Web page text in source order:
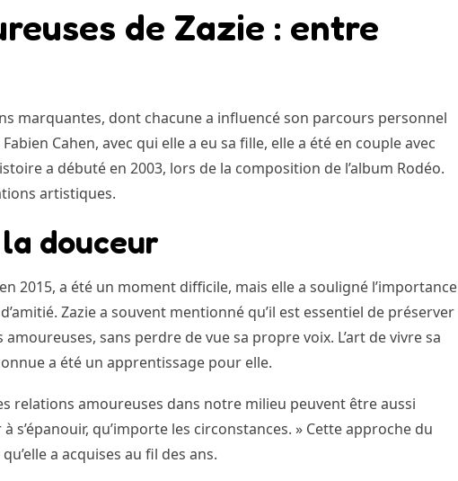
de Zazie : entre
marquantes, dont chacune a influencé son parcours personnel
Cahen, avec qui elle a eu sa fille, elle a été en couple avec
a débuté en 2003, lors de la composition de l’album Rodéo.
artistiques.
douceur
2015, a été un moment difficile, mais elle a souligné l’importance
Zazie a souvent mentionné qu’il est essentiel de préserver
sans perdre de vue sa propre voix. L’art de vivre sa
a été un apprentissage pour elle.
relations amoureuses dans notre milieu peuvent être aussi
qu’importe les circonstances. » Cette approche du
a acquises au fil des ans.